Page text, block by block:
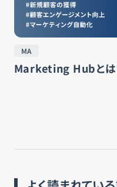
MA
Marketing Hubとは